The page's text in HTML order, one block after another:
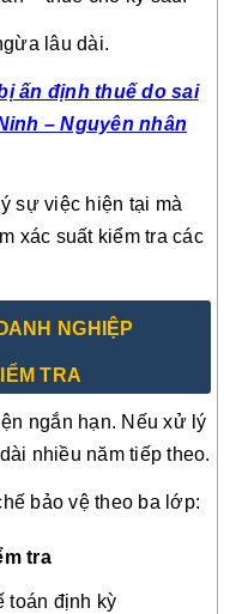
lâu dài.
ấn định thuế do sai
– Nguyên nhân
sự việc hiện tại mà
xác suất kiểm tra các
NGHIỆP
TRA
ngắn hạn. Nếu xử lý
nhiều năm tiếp theo.
bảo vệ theo ba lớp:
tra
toán định kỳ